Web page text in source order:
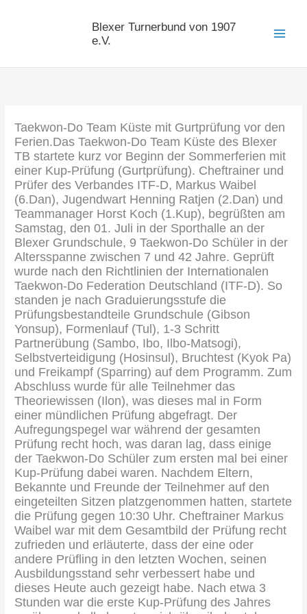
Blexer Turnerbund von 1907
e.V.
Taekwon-Do Team Küste mit Gurtprüfung vor den
Ferien.Das Taekwon-Do Team Küste des Blexer
TB startete kurz vor Beginn der Sommerferien mit
einer Kup-Prüfung (Gurtprüfung). Cheftrainer und
Prüfer des Verbandes ITF-D, Markus Waibel
(6.Dan), Jugendwart Henning Ratjen (2.Dan) und
Teammanager Horst Koch (1.Kup), begrüßten am
Samstag, den 01. Juli in der Sporthalle an der
Blexer Grundschule, 9 Taekwon-Do Schüler in der
Altersspanne zwischen 7 und 42 Jahre. Geprüft
wurde nach den Richtlinien der Internationalen
Taekwon-Do Federation Deutschland (ITF-D). So
standen je nach Graduierungsstufe die
Prüfungsbestandteile Grundschule (Gibson
Yonsup), Formenlauf (Tul), 1-3 Schritt
Partnerübung (Sambo, Ibo, Ilbo-Matsogi),
Selbstverteidigung (Hosinsul), Bruchtest (Kyok Pa)
und Freikampf (Sparring) auf dem Programm. Zum
Abschluss wurde für alle Teilnehmer das
Theoriewissen (Ilon), was dieses mal in Form
einer mündlichen Prüfung abgefragt. Der
Aufregungspegel war während der gesamten
Prüfung recht hoch, was daran lag, dass einige
der Taekwon-Do Schüler zum ersten mal bei einer
Kup-Prüfung dabei waren. Nachdem Eltern,
Bekannte und Freunde der Teilnehmer auf den
eingeteilten Sitzen platzgenommen hatten, startete
die Prüfung gegen 10:30 Uhr. Cheftrainer Markus
Waibel war mit dem Gesamtbild der Prüfung recht
zufrieden und erläuterte, dass der eine oder
andere Prüfling in den letzten Wochen, seinen
Ausbildungsstand sehr verbessert habe und
dieses Heute auch gezeigt habe. Nach etwa 3
Stunden war die erste Kup-Prüfung des Jahres